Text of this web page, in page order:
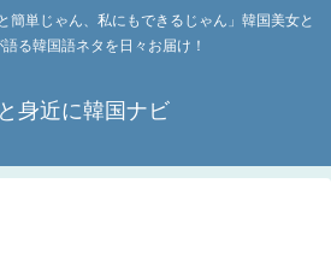
簡単じゃん、私にもできるじゃん」韓国美女と
る韓国語ネタを日々お届け！
身近に韓国ナビ